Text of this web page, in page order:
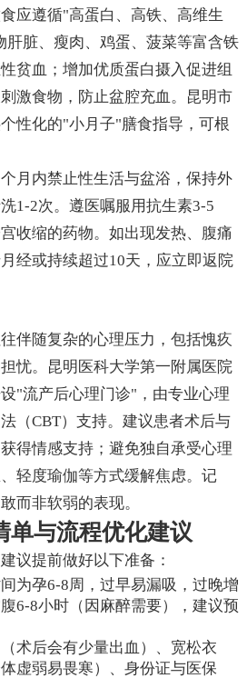
应遵循"高蛋白、高铁、高维生
肝脏、瘦肉、鸡蛋、菠菜等富含铁
贫血；增加优质蛋白摄入促进组
激食物，防止盆腔充血。昆明市
性化的"小月子"膳食指导，可根
月内禁止性生活与盆浴，保持外
1-2次。遵医嘱服用抗生素3-5
收缩的药物。如出现发热、腹痛
经或持续超过10天，应立即返院
伴随复杂的心理压力，包括愧疚
忧。昆明医科大学第一附属医院
"流产后心理门诊"，由专业心理
（CBT）支持。建议患者术后与
得情感支持；避免独自承受心理
轻度瑜伽等方式缓解焦虑。记
而非软弱的表现。
单与流程优化建议
议提前做好以下准备：
为孕6-8周，过早易漏吸，过晚增
6-8小时（因麻醉需要），建议预
术后会有少量出血）、宽松衣
虚弱易畏寒）、身份证与医保